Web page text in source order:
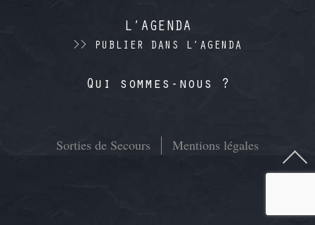
L’AGENDA
>> PUBLIER DANS L’AGENDA
Qui sommes-nous ?
Sorties de Secours Mentions légales